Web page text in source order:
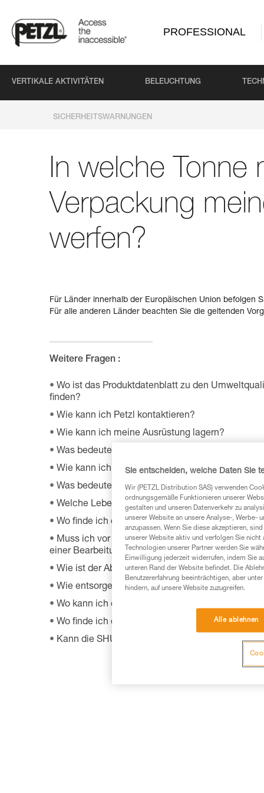
PROFESSIONAL
VERTIKALE AKTIVITÄTEN BELEUCHTUNG
SICHERHEITSWARNUNGEN
In welche Tonne
Verpackung
werfen?
Für Länder innerhalb der Europäischen Union befolgen
Für alle anderen Länder beachten Sie die geltenden
Weitere Fragen :
Wo ist das Produktdatenblatt zu den
finden?
Wie kann ich Petzl kontaktieren?
Wie kann ich meine Ausrüstung lagern?
Was bedeutet WLL?
Wie kann ich meine Petzl Ausrüstung warten?
Was bedeutet PSA?
Welche Lebensdauer hat meine Petzl
Wo finde ich das weltweite Händlernetz von
Muss ich vor Rücksendung eines fehlerhaften
einer Bearbeitungsnummer und einem
Wie ist der Ablauf des Garantieverfahrens bei
Wie entsorge ich meine Ausrüstung?
Wo kann ich ein Petzl Produkt kaufen?
Wo finde ich das Herstellungsdatum meiner
Kann die SHUNT zum Selbstsichern benutzt
Sie entscheiden, welche Daten Sie
Wir (PETZL Distribution SAS) verwenden
ordnungsgemäße Funktionieren unserer
gestalten und unseren Datenverkehr zu
unserer Website an unsere Analyse-, Werbe-
anzupassen. Wenn Sie diese akzeptieren,
unserer Website aktiv und verfolgen Sie
Technologien unserer Partner werden Sie
Einwilligung jederzeit widerrufen, indem Sie
unteren Rand der Website befindet. Die
Benutzererfahrung beeinträchtigen, aber
hindern, auf unsere Website zuzugreifen.
Alle ablehnen